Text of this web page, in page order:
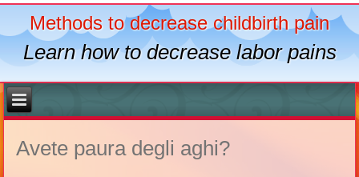
Methods to decrease childbirth pain
Learn how to decrease labor pains
Avete paura degli aghi?